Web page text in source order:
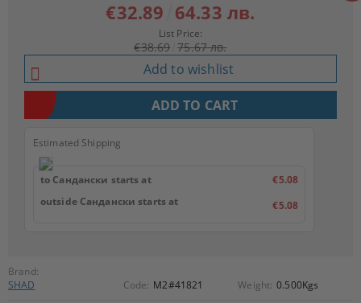
Brand:
SHAD
Code: M2#41821 Weight: 0.500Kgs
€32.89 64.33 лв.
List Price:
€38.69 75.67 лв.
Add to wishlist
Estimated Shipping
to Сандански starts at
€5.08
outside Сандански starts at
€5.08